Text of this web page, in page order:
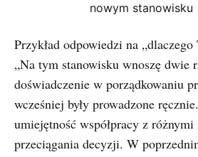
nowym stanowisku
Przykład odpowiedzi na „dlaczego
„Na tym stanowisku wnoszę dwie
doświadczenie w porządkowaniu
wcześniej były prowadzone
umiejętność współpracy z
przeciągania decyzji. W